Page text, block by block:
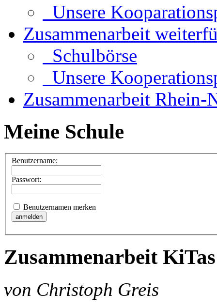
Unsere
Zusammenarbeit
Schulbörse
Unsere
Zusammenarbeit Rhein-
Meine Schule
Benutzername:
Passwort:
Benutzernamen merken
Zusammenarbeit KiTas
von Christoph Greis